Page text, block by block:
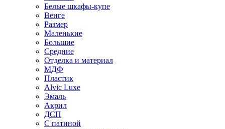
Белые шкафы-купе
Венге
Размер
Маленькие
Большие
Средние
Отделка и материал
МДФ
Пластик
Alvic Luxe
Эмаль
Акрил
ДСП
С патиной